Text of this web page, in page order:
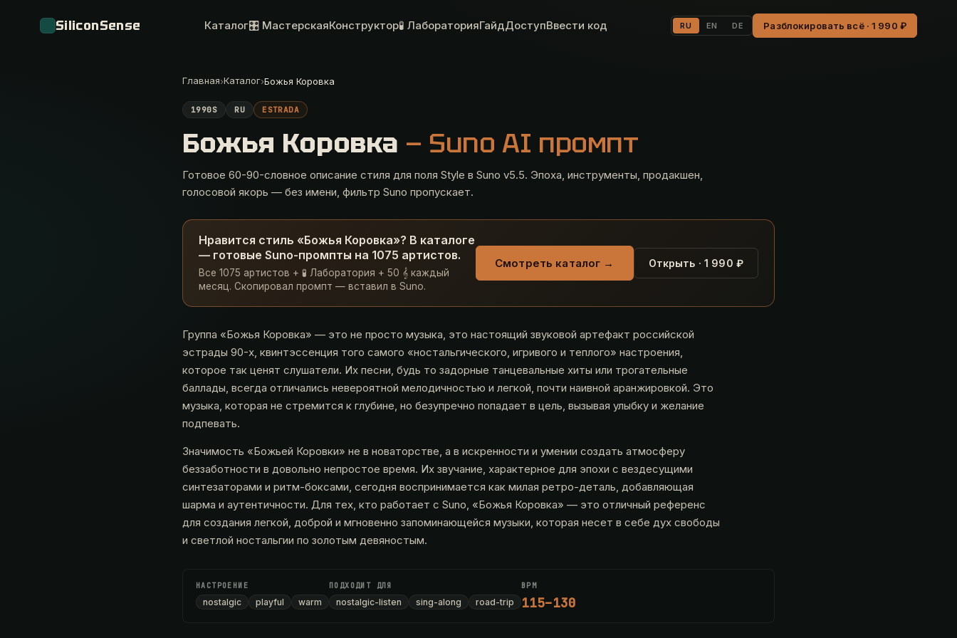
SiliconSense Каталог🎛 МастерскаяКонструктор🧪 ЛабораторияГайдДоступВвести код RU EN DE Разблокировать всё · 1 990 ₽
Главная›Каталог›Божья Коровка
1990S RU ESTRADA
Божья Коровка — Suno AI промпт
Готовое 60-90-словное описание стиля для поля Style в Suno v5.5. Эпоха, инструменты, продакшен,
голосовой якорь — без имени, фильтр Suno пропускает.
Нравится стиль «Божья Коровка»? В каталоге
— готовые Suno-промпты на 1075 артистов.
Все 1075 артистов + 🧪 Лаборатория + 50 𝄞 каждый
месяц. Скопировал промпт — вставил в Suno.
Смотреть каталог → Открыть · 1 990 ₽
Группа «Божья Коровка» — это не просто музыка, это настоящий звуковой артефакт российской
эстрады 90-х, квинтэссенция того самого «ностальгического, игривого и теплого» настроения,
которое так ценят слушатели. Их песни, будь то задорные танцевальные хиты или трогательные
баллады, всегда отличались невероятной мелодичностью и легкой, почти наивной аранжировкой. Это
музыка, которая не стремится к глубине, но безупречно попадает в цель, вызывая улыбку и желание
подпевать.
Значимость «Божьей Коровки» не в новаторстве, а в искренности и умении создать атмосферу
беззаботности в довольно непростое время. Их звучание, характерное для эпохи с вездесущими
синтезаторами и ритм-боксами, сегодня воспринимается как милая ретро-деталь, добавляющая
шарма и аутентичности. Для тех, кто работает с Suno, «Божья Коровка» — это отличный референс
для создания легкой, доброй и мгновенно запоминающейся музыки, которая несет в себе дух свободы
и светлой ностальгии по золотым девяностым.
НАСТРОЕНИЕ
nostalgic playful warm
ПОДХОДИТ ДЛЯ
nostalgic-listen sing-along road-trip
BPM
115–130